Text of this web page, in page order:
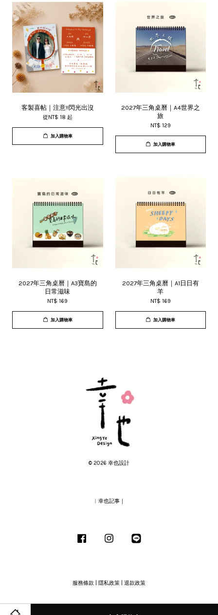
客製喜帖｜注意!!閃光出沒
從NT$ 18 起
加入購物車
2027年三角桌曆｜A4世界之
旅
NT$ 129
加入購物車
2027年三角桌曆｜A3寶島的
日常滋味
NT$ 169
加入購物車
2027年三角桌曆｜A1日日有
羊
NT$ 169
加入購物車
© 2026 幸也設計
︱幸也記事｜
Facebook Instagram
服務條款 隱私政策 退款政策